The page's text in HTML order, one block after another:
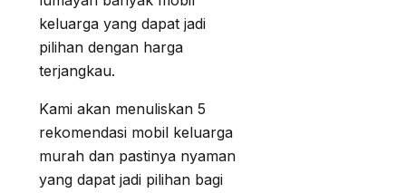
keluarga yang dapat jadi
pilihan dengan harga
terjangkau.
Kami akan menuliskan 5
rekomendasi mobil keluarga
murah dan pastinya nyaman
yang dapat jadi pilihan bagi